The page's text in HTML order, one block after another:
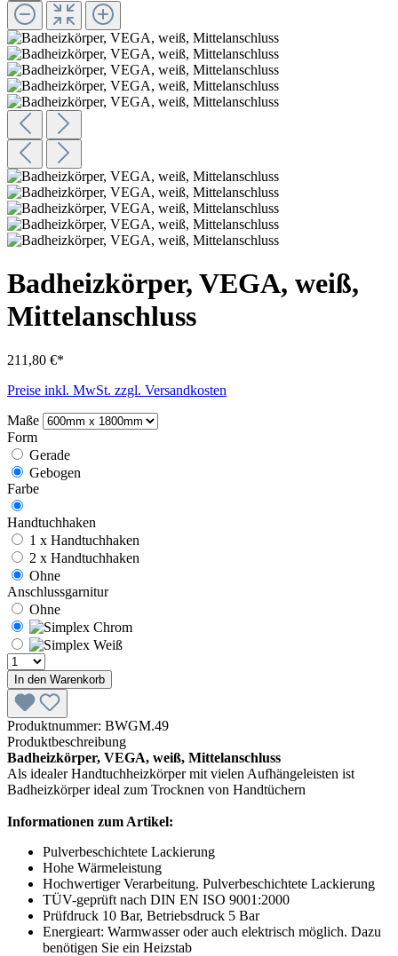
Badheizkörper, VEGA, weiß,
Mittelanschluss
211,80 €*
Preise inkl. MwSt. zzgl. Versandkosten
Maße
Form
Gerade
Gebogen
Farbe
Handtuchhaken
1 x Handtuchhaken
2 x Handtuchhaken
Ohne
Anschlussgarnitur
Ohne
In den Warenkorb
Produktnummer: BWGM.49
Produktbeschreibung
Badheizkörper, VEGA, weiß, Mittelanschluss
Als idealer Handtuchheizkörper mit vielen Aufhängeleisten ist
Badheizkörper ideal zum Trocknen von Handtüchern
Informationen zum Artikel:
Pulverbeschichtete Lackierung
Hohe Wärmeleistung
Hochwertiger Verarbeitung. Pulverbeschichtete Lackierung
TÜV-geprüft nach DIN EN ISO 9001:2000
Prüfdruck 10 Bar, Betriebsdruck 5 Bar
Energieart: Warmwasser oder auch elektrisch möglich. Dazu
benötigen Sie ein Heizstab